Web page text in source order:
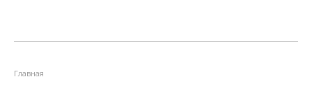
Главная